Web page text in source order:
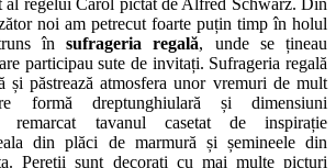
al regelui Carol pictat de Alfred Schwarz. Din
noi am petrecut foarte puțin timp în holul
însufrageria regală, unde se țineau
participau sute de invitați. Sufrageria regală
și păstrează atmosfera unor vremuri de mult
formă dreptunghiulară și dimensiuni
remarcat tavanul casetat de inspirație
din plăci de marmură și șemineele din
Pereții sunt decorați cu mai multe picturi